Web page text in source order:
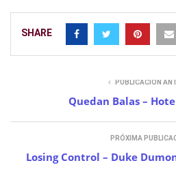
SHARE
PUBLICACIÓN
Quedan Balas –
PRÓXIMA
Losing Control – Duke